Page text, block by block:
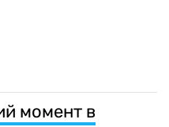
момент в